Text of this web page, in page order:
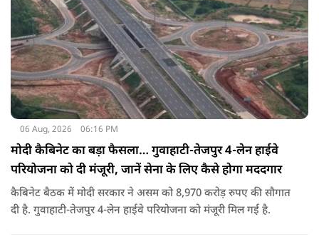
06 Aug, 2026 06:16 PM
मोदी कैबिनेट का बड़ा फैसला… गुवाहाटी-तेजपुर 4-लेन हाईवे
परियोजना को दी मंजूरी, जानें सेना के लिए कैसे होगा मददगार
कैबिनेट बैठक में मोदी सरकार ने असम को 8,970 करोड़ रुपए की सौगात
दी है. गुवाहाटी-तेजपुर 4-लेन हाईवे परियोजना को मंजूरी मिल गई है.